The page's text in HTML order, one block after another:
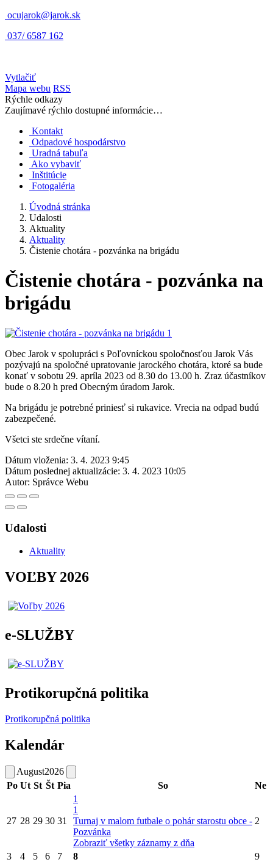
ocujarok@jarok.sk
037/ 6587 162
Vytlačiť
Mapa webu RSS
Rýchle odkazy
Zaujímavé rýchlo dostupné informácie…
Kontakt
Odpadové hospodárstvo
Uradná tabuľa
Ako vybaviť
Inštitúcie
Fotogaléria
Úvodná stránka
Udalosti
Aktuality
Aktuality
Čistenie chotára - pozvánka na brigádu
Čistenie chotára - pozvánka na
brigádu
Obec Jarok v spolupráci s Poľovníckou spoločnosťou Jarok Vás
pozývajú na spoločné upratovanie jarockého chotára, ktoré sa bude
konať v sobotu 29. apríla 2023 od 8.30 do 13.00 h. Zraz účastníkov
bude o 8.20 h pred Obecným úradom Jarok.
Na brigádu je potrebné priniesť si rukavice. Vrecia na odpad budú
zabezpečené.
Všetci ste srdečne vítaní.
Dátum vloženia: 3. 4. 2023 9:45
Dátum poslednej aktualizácie: 3. 4. 2023 10:05
Autor: Správce Webu
Udalosti
Aktuality
VOĽBY 2026
e-SLUŽBY
Protikorupčná politika
Protikorupčná politika
Kalendár
August2026
Po Ut St Št Pia So Ne
27 28 29 30 31
1
1
Turnaj v malom futbale o pohár starostu obce -
Pozvánka
Zobraziť všetky záznamy z dňa
2
3 4 5 6 7 8 9